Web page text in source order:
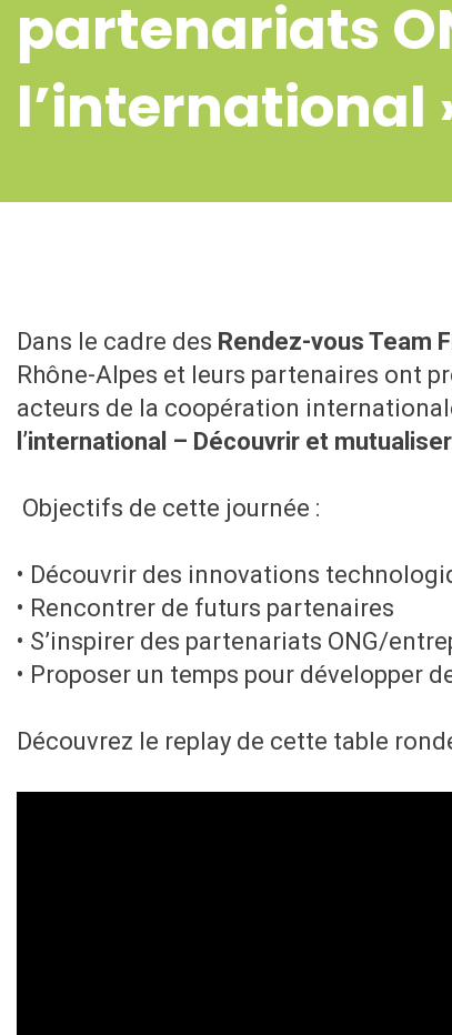
partenariats
l’international
Dans le cadre des Rendez-vous Team
Rhône-Alpes et leurs partenaires ont
acteurs de la coopération
l’international – Découvrir et
Objectifs de cette journée :
• Découvrir des innovations
• Rencontrer de futurs partenaires
• S’inspirer des partenariats ONG/
• Proposer un temps pour développer
Découvrez le replay de cette table